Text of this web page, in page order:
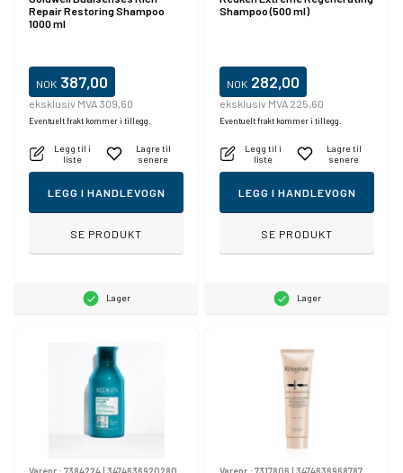
Repair Restoring Shampoo
1000 ml
NOK 387,00
eksklusiv MVA 309,60
Eventuelt frakt kommer i tillegg.
Legg til i
liste
Lagre til
senere
LEGG I HANDLEVOGN
SE PRODUKT
Lager
Shampoo (500 ml)
NOK 282,00
eksklusiv MVA 225,60
Eventuelt frakt kommer i tillegg.
Legg til i
liste
Lagre til
senere
LEGG I HANDLEVOGN
SE PRODUKT
Lager